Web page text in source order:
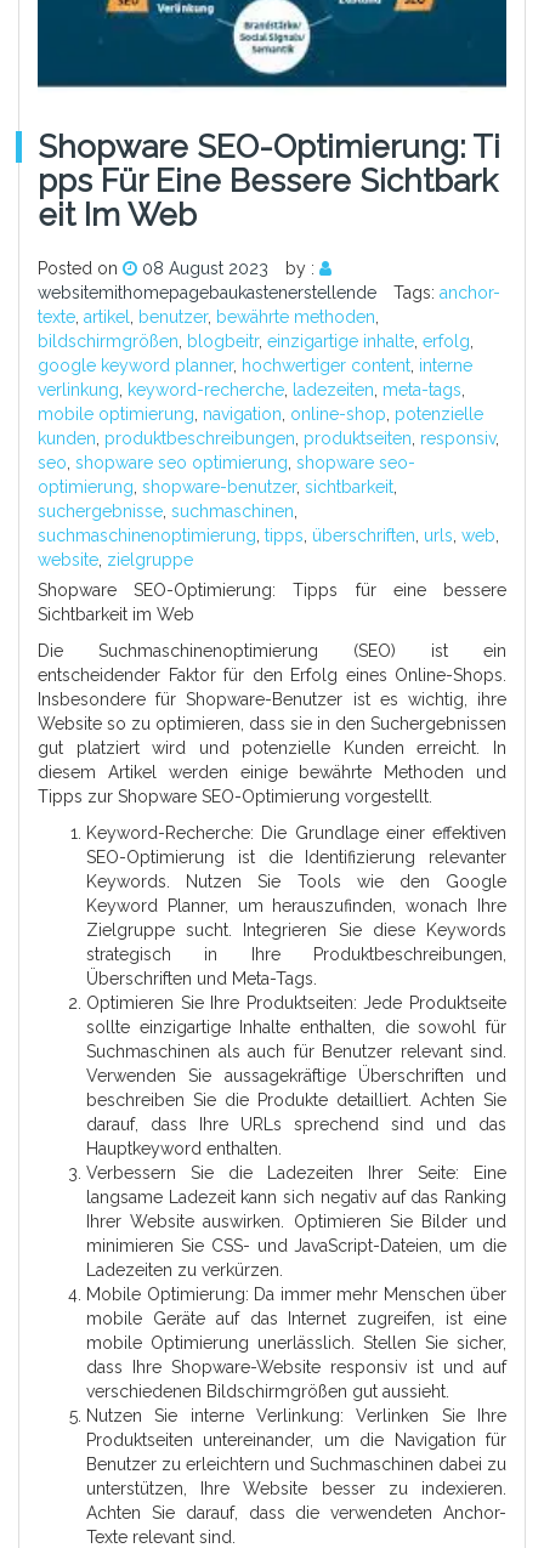
Shopware SEO-Optimierung: Ti
Pps Für Eine Bessere Sichtbark
Eit Im Web
Posted on 08 August 2023
by :
websitemithomepagebaukastenerstellende
Tags: anchor-
texte artikel benutzer, bewährte methoden
bildschirmgrößen
blogbeitr, einzigartige inhalte erfolg
google keyword planner, hochwertiger content interne
verlinkung
keyword-recherche ladezeiten meta-tags
mobile optimierung navigation online-shop potenzielle
kunden produktbeschreibungen produktseiten responsiv,
seo shopware seo optimierung shopware seo-
optimierung shopware-benutzer, sichtbarkeit
suchergebnisse suchmaschinen
suchmaschinenoptimierung tipps überschriften urls web
website zielgruppe
Shopware SEO-Optimierung: Tipps für eine bessere
Sichtbarkeit im Web
Die Suchmaschinenoptimierung (SEO) ist ein
entscheidender Faktor für den Erfolg eines Online-Shops.
Insbesondere für Shopware-Benutzer ist es wichtig, ihre
Website so zu optimieren, dass sie in den Suchergebnissen
gut platziert wird und potenzielle Kunden erreicht. In
diesem Artikel werden einige bewährte Methoden und
Tipps zur Shopware SEO-Optimierung vorgestellt.
Keyword-Recherche: Die Grundlage einer effektiven
SEO-Optimierung ist die Identifizierung relevanter
Keywords. Nutzen Sie Tools wie den Google
Keyword Planner, um herauszufinden, wonach Ihre
Zielgruppe sucht. Integrieren Sie diese Keywords
strategisch in Ihre Produktbeschreibungen,
Überschriften und Meta-Tags.
Optimieren Sie Ihre Produktseiten: Jede Produktseite
sollte einzigartige Inhalte enthalten, die sowohl für
Suchmaschinen als auch für Benutzer relevant sind.
Verwenden Sie aussagekräftige Überschriften und
beschreiben Sie die Produkte detailliert. Achten Sie
darauf, dass Ihre URLs sprechend sind und das
Hauptkeyword enthalten.
Verbessern Sie die Ladezeiten Ihrer Seite: Eine
langsame Ladezeit kann sich negativ auf das Ranking
Ihrer Website auswirken. Optimieren Sie Bilder und
minimieren Sie CSS- und JavaScript-Dateien, um die
Ladezeiten zu verkürzen.
Mobile Optimierung: Da immer mehr Menschen über
mobile Geräte auf das Internet zugreifen, ist eine
mobile Optimierung unerlässlich. Stellen Sie sicher,
dass Ihre Shopware-Website responsiv ist und auf
verschiedenen Bildschirmgrößen gut aussieht.
Nutzen Sie interne Verlinkung: Verlinken Sie Ihre
Produktseiten untereinander, um die Navigation für
Benutzer zu erleichtern und Suchmaschinen dabei zu
unterstützen, Ihre Website besser zu indexieren.
Achten Sie darauf, dass die verwendeten Anchor-
Texte relevant sind.